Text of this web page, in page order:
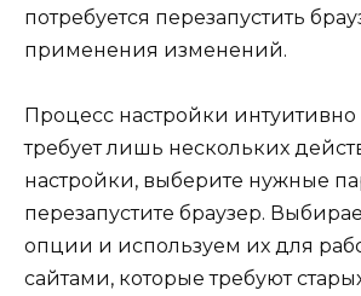
потребуется перезапустить
применения изменений.
Процесс настройки интуитивно
требует лишь нескольких
настройки, выберите нужные
перезапустите браузер.
опции и используем их для
сайтами, которые требуют